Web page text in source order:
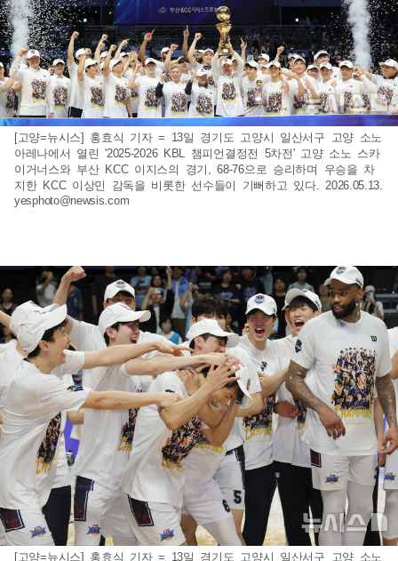
[고양=뉴시스] 홍효식 기자 = 13일 경기도 고양시 일산서구 고양 소노
아레나에서 열린 '2025-2026 KBL 챔피언결정전 5차전' 고양 소노 스카
이거너스와 부산 KCC 이지스의 경기, 68-76으로 승리하며 우승을 차
지한 KCC 이상민 감독을 비롯한 선수들이 기뻐하고 있다. 2026.05.13.
yesphoto@newsis.com
[고양=뉴시스] 홍효식 기자 = 13일 경기도 고양시 일산서구 고양 소노